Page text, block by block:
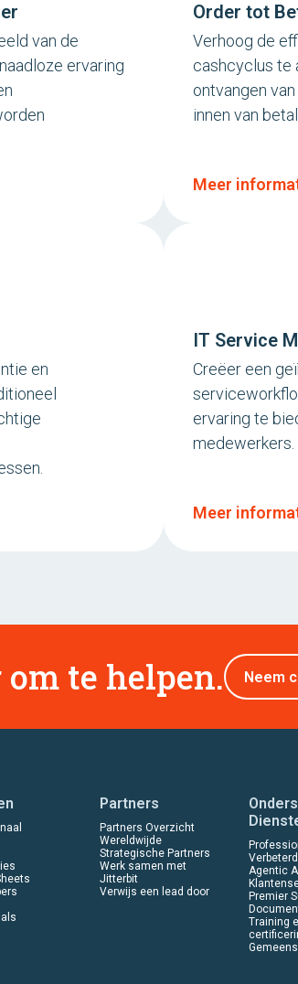
van de
ervaring
Order tot
Verhoog de
cashcyclus te
ontvangen
innen van
Meer
en
IT Service
Creëer een
ervaring te
medewerkers.
Meer
te helpen. Neem
Partners
Partners Overzicht
Wereldwijde
Strategische Partners
Werk samen met
Jitterbit
Verwijs een lead door
Agentic
Premier
Training